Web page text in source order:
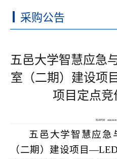
采购公告
五邑大学智慧应急
室（二期）建设项
项目定点
【信息时间： 2026-06-08
五邑大学智慧应急
（二期）建设项目—LED